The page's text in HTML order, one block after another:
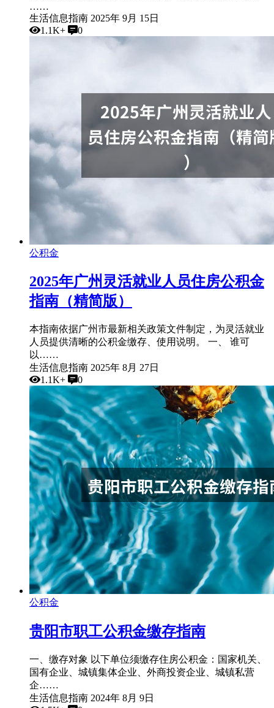
……
生活信息指南 2025年 9月 15日
1.1K+
0
公积金
2025年广州灵活就业人员住房公积金
指南（精简版）
本指南依据广州市最新相关政策文件制定，为灵活就业
人员提供清晰的公积金缴存、使用说明。 一、 谁可
以……
生活信息指南 2025年 8月 27日
1.1K+
0
公积金
贵阳市职工公积金缴存指南
一、缴存对象 以下单位须缴存住房公积金：国家机关、
国有企业、城镇集体企业、外商投资企业、城镇私营
企……
生活信息指南 2024年 8月 9日